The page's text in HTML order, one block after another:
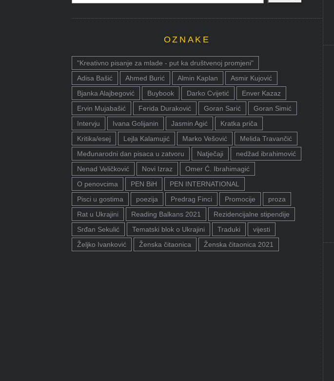
OZNAKE
"Kreativno pisanje za mlade - put ka društvenoj promjeni"
Adisa Bašić
Ahmed Burić Almin Kaplan
Asmir Kujović
Bjanka Alajbegović
Buybook Darko Cvijetić
Enver Kazaz
Ervin Mujabašić
Ferida Duraković Goran Sarić
Goran Simić
Intervju
Ivana Golijanin Jasmin Agić
Kratka priča
Kritika/esej
Lejla Kalamujić Marko Vešović
Melida Travančić
Međunarodni dan pisaca u zatvoru
Natječaji
nedžad ibrahimović
Nenad Veličković
Novi Izraz
Omer Ć. Ibrahimagić
O penovcima
PEN BiH
PEN INTERNATIONAL
Pisci u gostima
poezija Predrag Finci Promocije
proza
Rat u Ukrajini
Reading Balkans 2021
Rezidencijalne stipendije
Srđan Sekulić
Tematski blok o Ukrajini Traduki
vijesti
Željko Ivanković
Ženska čitaonica Ženska čitaonica 2021